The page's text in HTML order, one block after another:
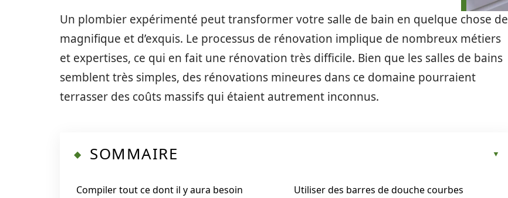
Un plombier expérimenté peut transformer votre salle de bain en quelque chose de
magnifique et d’exquis. Le processus de rénovation implique de nombreux métiers
et expertises, ce qui en fait une rénovation très difficile. Bien que les salles de bains
semblent très simples, des rénovations mineures dans ce domaine pourraient
terrasser des coûts massifs qui étaient autrement inconnus.
SOMMAIRE
Compiler tout ce dont il y aura besoin
Utiliser des barres de douche courbes